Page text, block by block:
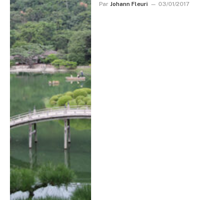
Par Johann Fleuri 03/01/2017